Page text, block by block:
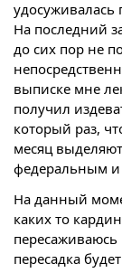
удосуживалась
На последний
до сих пор не
выписке мне
получил
который раз,
месяц
федеральным
На данный
каких то
пересаживаюсь
пересадка